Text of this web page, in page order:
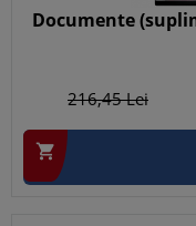
Documente
216,45Lei
